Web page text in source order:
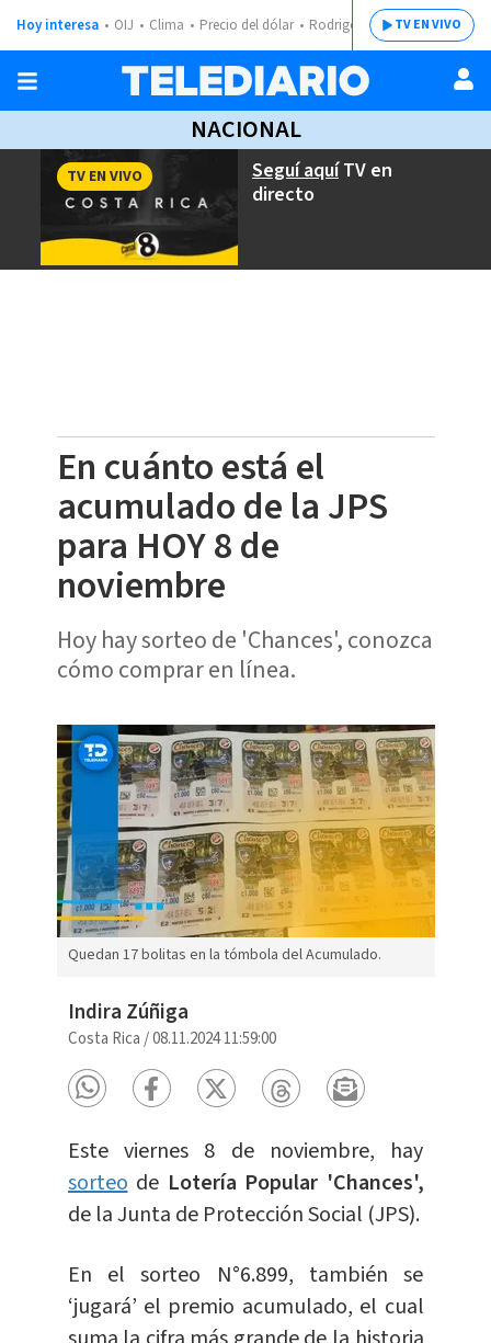
Hoy interesa OIJ Clima Precio del dólar Rodrigo ChavesTV EN VIVO
NACIONAL
Seguí aquíTV en
directo
TV EN VIVO
En cuánto está el
acumulado de la JPS
para HOY 8 de
noviembre
Hoy hay sorteo de 'Chances', conozca
cómo comprar en línea.
Quedan 17 bolitas en la tómbola del Acumulado.
Indira Zúñiga
Costa Rica /08.11.2024 11:59:00
Este viernes 8 de noviembre, hay
sorteo de Lotería Popular 'Chances',
de la Junta de Protección Social (JPS).
En el sorteo N°6.899, también se
‘jugará’ el premio acumulado, el cual